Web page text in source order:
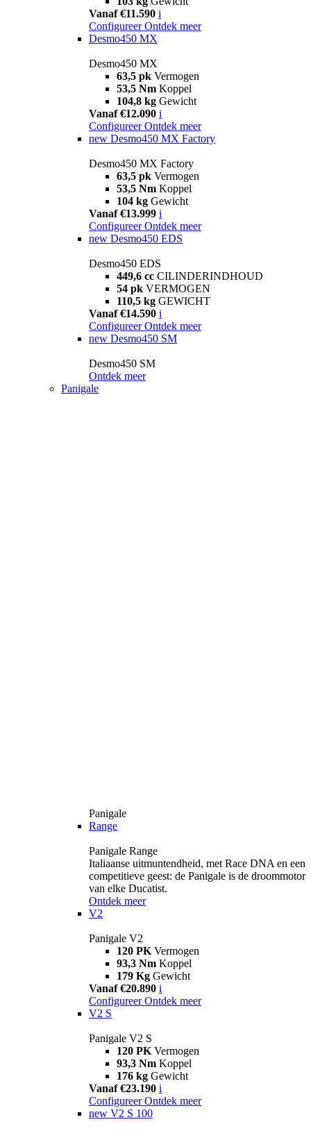
Vanaf €11.590 i
Configureer Ontdek meer
Desmo450 MX
Desmo450 MX
63,5 pk Vermogen
53,5 Nm Koppel
104,8 kg Gewicht
Vanaf €12.090 i
Configureer Ontdek meer
new Desmo450 MX Factory
Desmo450 MX Factory
63,5 pk Vermogen
53,5 Nm Koppel
104 kg Gewicht
Vanaf €13.999 i
Configureer Ontdek meer
new Desmo450 EDS
Desmo450 EDS
449,6 cc CILINDERINDHOUD
54 pk VERMOGEN
110,5 kg GEWICHT
Vanaf €14.590 i
Configureer Ontdek meer
new Desmo450 SM
Desmo450 SM
Ontdek meer
Panigale
Panigale
Range
Panigale Range
Italiaanse uitmuntendheid, met Race DNA en een
competitieve geest: de Panigale is de droommotor
van elke Ducatist.
Ontdek meer
V2
Panigale V2
120 PK Vermogen
93,3 Nm Koppel
179 Kg Gewicht
Vanaf €20.890 i
Configureer Ontdek meer
V2 S
Panigale V2 S
120 PK Vermogen
93,3 Nm Koppel
176 kg Gewicht
Vanaf €23.190 i
Configureer Ontdek meer
new V2 S 100